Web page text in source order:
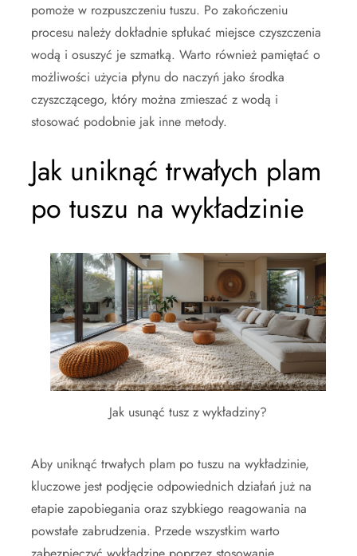
pomoże w rozpuszczeniu tuszu. Po zakończeniu
procesu należy dokładnie spłukać miejsce czyszczenia
wodą i osuszyć je szmatką. Warto również pamiętać o
możliwości użycia płynu do naczyń jako środka
czyszczącego, który można zmieszać z wodą i
stosować podobnie jak inne metody.
Jak uniknąć trwałych plam
po tuszu na wykładzinie
Jak usunąć tusz z wykładziny?
Aby uniknąć trwałych plam po tuszu na wykładzinie,
kluczowe jest podjęcie odpowiednich działań już na
etapie zapobiegania oraz szybkiego reagowania na
powstałe zabrudzenia. Przede wszystkim warto